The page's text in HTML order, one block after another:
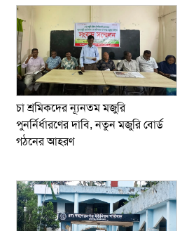
চা শ্রমিকদের ন্যূনতম মজুরি
পুনর্নির্ধারণের দাবি, নতুন মজুরি বোর্ড
গঠনের আহরণ